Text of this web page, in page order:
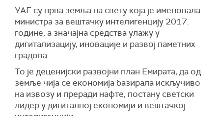
УАЕ су прва земља на свету која је именовала
министра за вештачку интелигенцију 2017.
године, а значајна средства улажу у
дигитализацију, иновације и развој паметних
градова.
То је деценијски развојни план Емирата, да од
земље чија се економија базирала искључиво
на извозу и преради нафте, постану светски
лидер у дигиталној економији и вештачкој